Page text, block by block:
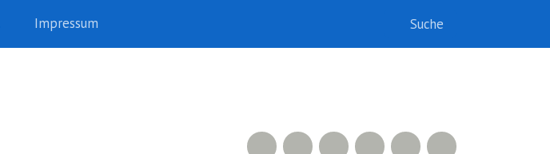
Impressum
Facebook
500px
LinkedIn
Xing
RSS Feed